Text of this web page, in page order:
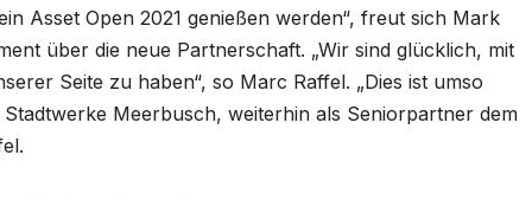
Asset Open 2021 genießen werden“, freut sich Mark
über die neue Partnerschaft. „Wir sind glücklich, mit
Seite zu haben“, so Marc Raffel. „Dies ist umso
Meerbusch, weiterhin als Seniorpartner dem